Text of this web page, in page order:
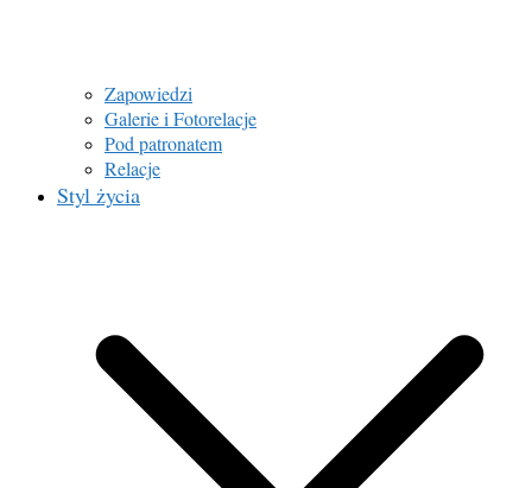
Zapowiedzi
Galerie i Fotorelacje
Pod patronatem
Relacje
Styl życia